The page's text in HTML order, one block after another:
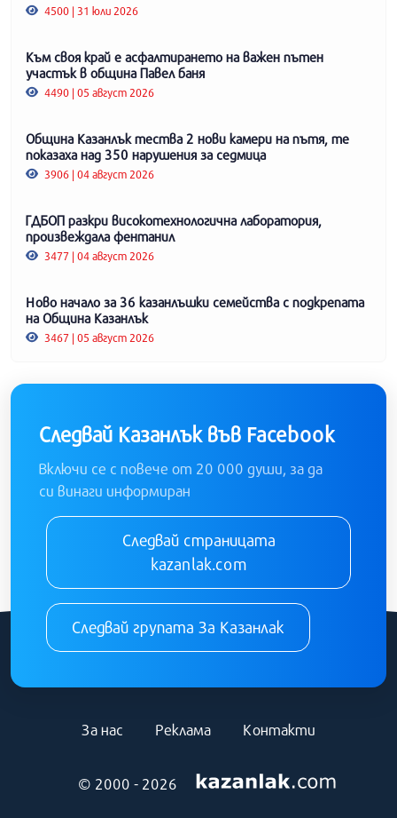
4500 | 31 юли 2026
Към своя край е асфалтирането на важен пътен
участък в община Павел баня
4490 | 05 август 2026
Община Казанлък тества 2 нови камери на пътя, те
показаха над 350 нарушения за седмица
3906 | 04 август 2026
ГДБОП разкри високотехнологична лаборатория,
произвеждала фентанил
3477 | 04 август 2026
Ново начало за 36 казанлъшки семейства с подкрепата
на Община Казанлък
3467 | 05 август 2026
Следвай Казанлък във Facebook
Включи се с повече от 20 000 души, за да
си винаги информиран
Следвай страницата
kazanlak.com
Следвай групата За Казанлак
© 2000 - 2026
За нас Реклама Контакти